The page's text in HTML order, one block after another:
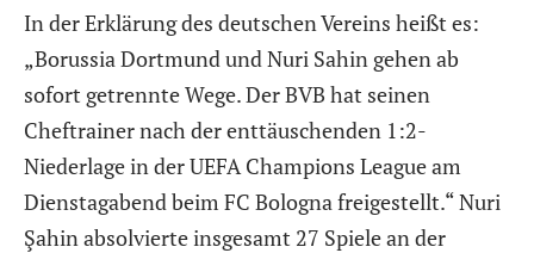
In der Erklärung des deutschen Vereins heißt es:
„Borussia Dortmund und Nuri Sahin gehen ab
sofort getrennte Wege. Der BVB hat seinen
Cheftrainer nach der enttäuschenden 1:2-
Niederlage in der UEFA Champions League am
Dienstagabend beim FC Bologna freigestellt.“ Nuri
Şahin absolvierte insgesamt 27 Spiele an der